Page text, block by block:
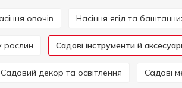
овочів Насіння ягід та
рослин Садові інструменти й
Садовий декор та освітлення Садові